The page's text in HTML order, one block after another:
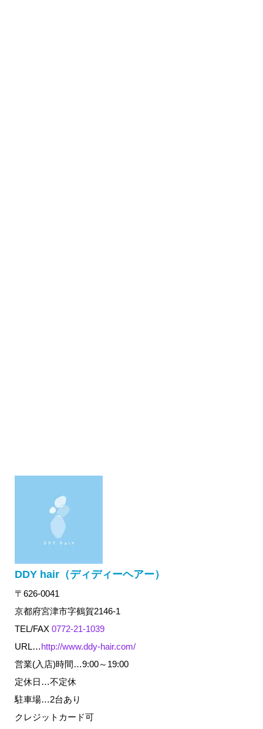
DDY hair（ディディーヘアー）
〒626-0041
京都府宮津市字鶴賀2146-1
TEL/FAX 0772-21-1039
URL…http://www.ddy-hair.com/
営業(入店)時間…9:00～19:00
定休日…不定休
駐車場…2台あり
クレジットカード可